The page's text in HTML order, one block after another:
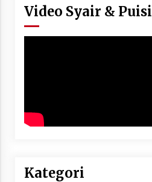
Video Syair & Puisi
Kategori